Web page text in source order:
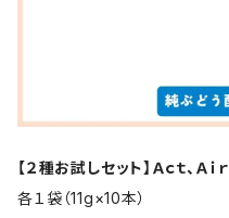
【２種お試しセット】Ａｃｔ、Ａｉｒ
各１袋（11g×10本）